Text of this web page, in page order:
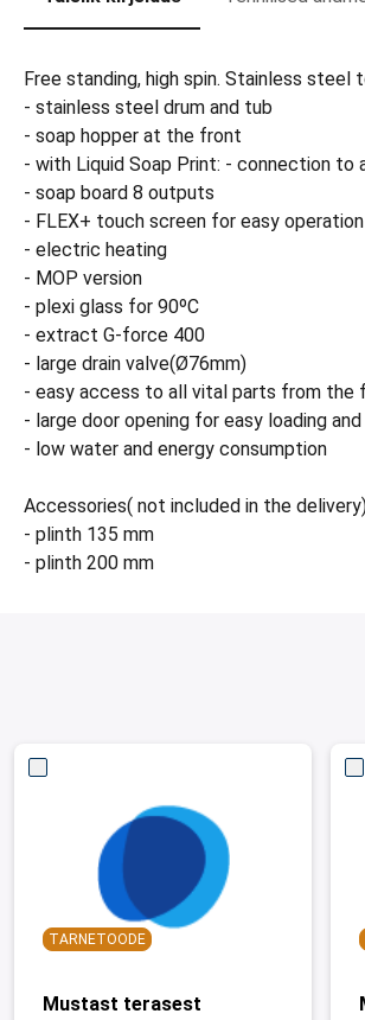
Free standing, high spin. Stainless
- stainless steel drum and tub
- soap hopper at the front
- with Liquid Soap Print: - connection to
- soap board 8 outputs
- FLEX+ touch screen for easy operation
- electric heating
- MOP version
- plexi glass for 90ºC
- extract G-force 400
- large drain valve(Ø76mm)
- easy access to all vital parts from the
- large door opening for easy loading
- low water and energy consumption
Accessories( not included in the
- plinth 135 mm
- plinth 200 mm
TARNETOODE
Mustast terasest